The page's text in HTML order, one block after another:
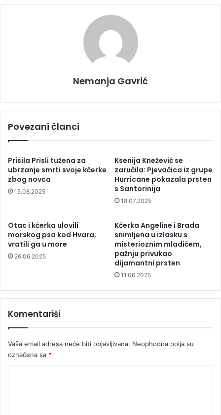
Nemanja Gavrić
Povezani članci
Prisila Prisli tužena za
ubrzanje smrti svoje kćerke
zbog novca
15.08.2025
Ksenija Knežević se
zaručila: Pjevačica iz grupe
Hurricane pokazala prsten
s Santorinija
18.07.2025
Otac i kćerka ulovili
morskog psa kod Hvara,
vratili ga u more
26.06.2025
Kćerka Angeline i Brada
snimljena u izlasku s
misterioznim mladićem,
pažnju privukao
dijamantni prsten
11.06.2025
Komentariši
Vaša email adresa neće biti objavljivana. Neophodna polja su
označena sa *